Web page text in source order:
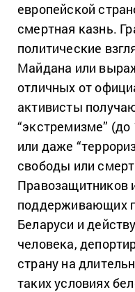
европейской
смертная казнь.
политические
Майдана или
отличных от
активисты
“экстремизме”
или даже
свободы или
Правозащитников
поддерживающих
Беларуси и
человека,
страну на
таких условиях